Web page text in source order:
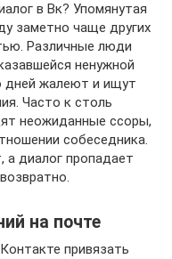
в Вк? Упомянутая
заметно чаще других
Различные люди
ненужной
дней жалеют и ищут
Часто к столь
неожиданные ссоры,
собеседника.
а диалог пропадает
на почте
привязать